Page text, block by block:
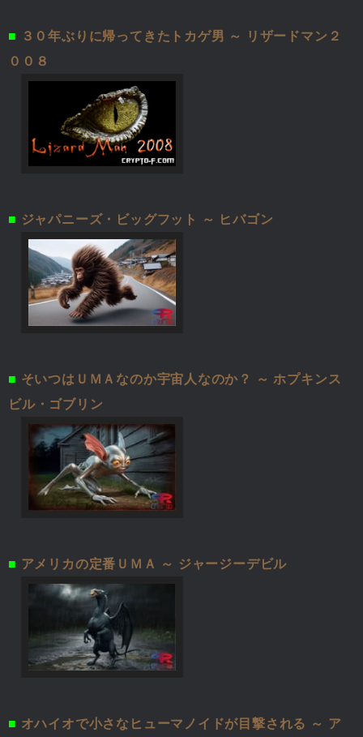
■
３０年ぶりに帰ってきたトカゲ男 ～ リザードマン２
００８
■ ジャパニーズ・ビッグフット ～ ヒバゴン
■ そいつはＵＭＡなのか宇宙人なのか？ ～ ホプキンス
ビル・ゴブリン
■ アメリカの定番ＵＭＡ ～ ジャージーデビル
■ オハイオで小さなヒューマノイドが目撃される ～ ア